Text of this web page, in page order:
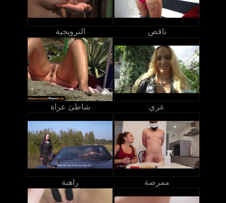
النرويجية ناقص
شاطئ عراة عري
راهبة ممرضة